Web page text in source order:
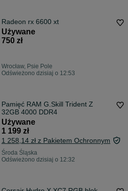
Radeon rx 6600 xt
Używane
750 zł
Wrocław, Psie Pole
Odświeżono dzisiaj o 12:53
Pamięć RAM G.Skill Trident Z
32GB 4000 DDR4
Używane
1 199 zł
1 258,14 zł z Pakietem Ochronnym
Środa Śląska
Odświeżono dzisiaj o 12:32